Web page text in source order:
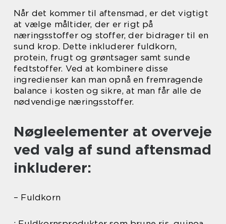
Når det kommer til aftensmad, er det vigtigt
at vælge måltider, der er rigt på
næringsstoffer og stoffer, der bidrager til en
sund krop. Dette inkluderer fuldkorn,
protein, frugt og grøntsager samt sunde
fedtstoffer. Ved at kombinere disse
ingredienser kan man opnå en fremragende
balance i kosten og sikre, at man får alle de
nødvendige næringsstoffer.
Nøgleelementer at overveje
ved valg af sund aftensmad
inkluderer:
– Fuldkorn